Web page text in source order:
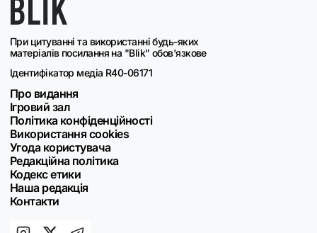
При цитуванні та використанні будь-яких
матеріалів посилання на "Blik" обов'язкове
Ідентифікатор медіа R40-06171
Про видання
Ігровий зал
Політика конфіденційності
Використання cookies
Угода користувача
Редакційна політика
Кодекс етики
Наша редакція
Контакти